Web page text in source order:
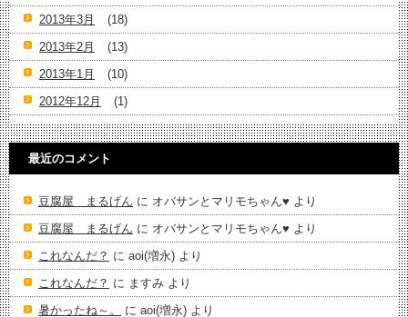
2013年3月
(18)
2013年2月
(13)
2013年1月
(10)
2012年12月
(1)
最近のコメント
豆腐屋 まるげん に オバサンとマリモちゃん♥️ より
豆腐屋 まるげん に オバサンとマリモちゃん♥️ より
これなんだ？ に aoi(増永) より
これなんだ？ に ますみ より
暑かったね～。
に aoi(増永) より